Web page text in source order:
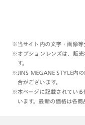
※当サイト内の文字・画像等
※オプションレンズは、販売
す。
※JINS MEGANE STYLE内
合がございます。
※本ページに記載されている
います。最新の価格は各商